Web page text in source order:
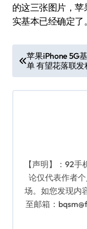
的这三张图片，苹
实基本已经确定了。
章
导
苹果iPhone 5G
单 有望花落联发
【声明】：92
论仅代表作者
场。如您发现内
至邮箱：